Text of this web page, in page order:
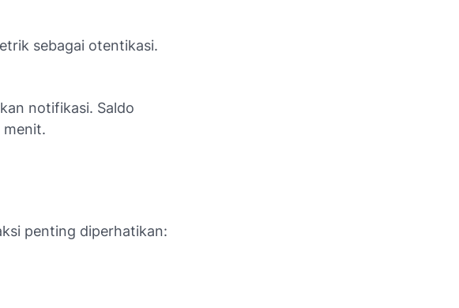
sebagai otentikasi.
notifikasi. Saldo
menit.
penting diperhatikan: